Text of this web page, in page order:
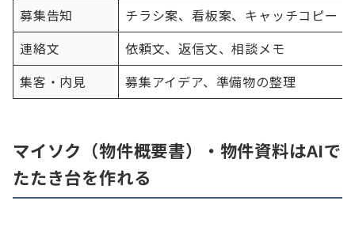
募集告知
チラシ案、看板案、キャッチコピー
連絡文
依頼文、返信文、相談メモ
集客・内見
募集アイデア、準備物の整理
マイソク（物件概要書）・物件資料はAIで
たたき台を作れる